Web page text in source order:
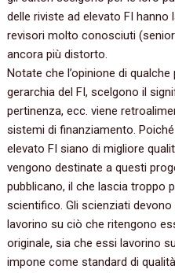
delle riviste ad elevato FI hanno
revisori molto conosciuti‭
ancora più distorto.
Notate che l’opinione di
gerarchia del FI,‭ ‬scelgono il
pertinenza,‭ ‬ecc.‭ ‬viene
sistemi di finanziamento.‭
elevato FI siano di migliore
vengono destinate a questi
pubblicano,‭ ‬il che lascia troppo
scientifico.‭ ‬Gli scienziati
lavorino su ciò che ritengono
‬originale,‭ ‬sia che essi lavorino
impone come standard di